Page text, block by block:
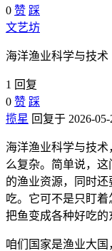
0 赞 踩
文艺坊
海洋渔业科学与技术
1 回复
0 赞 踩
揽星 回复于 2026-
海洋渔业科学与技
么复杂。简单说，
的渔业资源，同时
吃。它可不是只盯
把鱼变成各种好吃的
咱们国家是渔业大